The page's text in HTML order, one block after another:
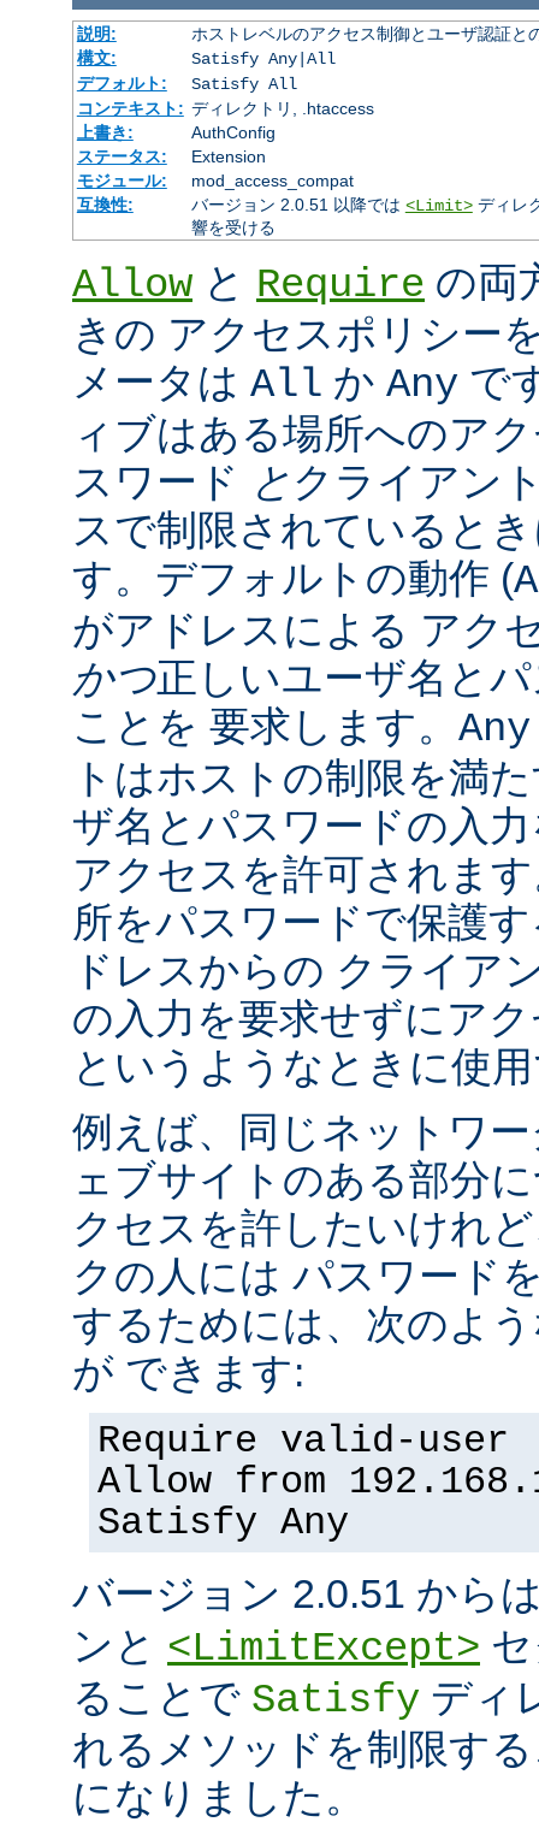
説明:
ホストレベルのアクセス制御とユーザ認証と
構文:
Satisfy Any|All
デフォルト:
Satisfy All
コンテキスト: ディレクトリ, .htaccess
上書き:
AuthConfig
ステータス:
Extension
モジュール:
mod_access_compat
互換性:
バージョン 2.0.51 以降では <Limit>ディレ
響を受ける
Allow と Require の両
きの アクセスポリシー
メータは All か Any で
ィブはある場所へのア
スワード とクライアン
スで制限されていると
す。デフォルトの動作 (
がアドレスによる アク
かつ正しいユーザ名と
ことを 要求します。 Any
トはホストの制限を満
ザ名とパスワードの入
アクセスを許可されま
所をパスワードで保護
ドレスからの クライア
の入力を要求せずにア
というようなときに使
例えば、同じネットワ
ェブサイトのある部分
クセスを許したいけれ
クの人には パスワード
するためには、次のよ
が できます:
Require valid-user
Allow from
Satisfy Any
バージョン 2.0.51 から
ンと <LimitExcept>
ることで Satisfy ディ
れるメソッドを制限す
になりました。